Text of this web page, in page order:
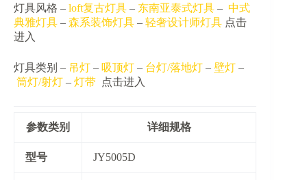
灯具风格 – loft复古灯具 – 东南亚泰式灯具 – 中式
典雅灯具 – 森系装饰灯具 – 轻奢设计师灯具 点击
进入
灯具类别 – 吊灯 – 吸顶灯 – 台灯/落地灯 – 壁灯 –
筒灯/射灯 – 灯带 点击进入
参数类别 详细规格
​型号​ JY5005D